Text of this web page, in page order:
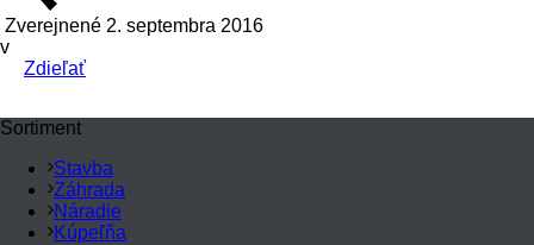
Zverejnené 2. septembra 2016
v
Zdieľať
Sortiment
Stavba
Záhrada
Náradie
Kúpeľňa